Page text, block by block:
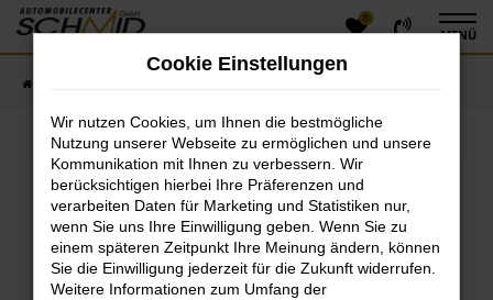
Zum
Hauptinhalt
0
MENÜ
Fehler: Network Error
Beim Laden ist ein Fehler aufgetreten.
Hier sind ein paar Tipps, die dir helfen können:
Überprüfe deine Firewall und deine
Cookie Einstellungen
Wir nutzen Cookies, um Ihnen die bestmögliche
Nutzung unserer Webseite zu ermöglichen und unsere
Kommunikation mit Ihnen zu verbessern. Wir
berücksichtigen hierbei Ihre Präferenzen und
verarbeiten Daten für Marketing und Statistiken nur,
wenn Sie uns Ihre Einwilligung geben. Wenn Sie zu
einem späteren Zeitpunkt Ihre Meinung ändern, können
Sie die Einwilligung jederzeit für die Zukunft widerrufen.
Weitere Informationen zum Umfang der